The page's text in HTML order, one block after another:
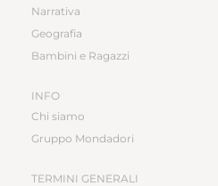
Narrativa
Geografia
Bambini e Ragazzi
INFO
Chi siamo
Gruppo Mondadori
TERMINI GENERALI